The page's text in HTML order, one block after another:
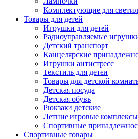
Комплектующие для
Товары для детей
Игрушки для детей
Радиоуправляемые
Детский транспорт
Канцелярские
Игрушки антистресс
Текстиль для детей
Товары для детской
Детская посуда
Детская обувь
Рюкзаки детские
Летние игровые комплексы
Спортивные
Спортивные товары